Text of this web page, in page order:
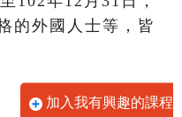
的外國人士等，皆
加入我有興趣的課程